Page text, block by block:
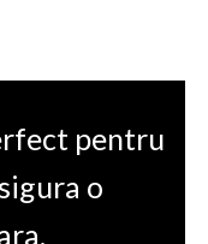
pentru
o